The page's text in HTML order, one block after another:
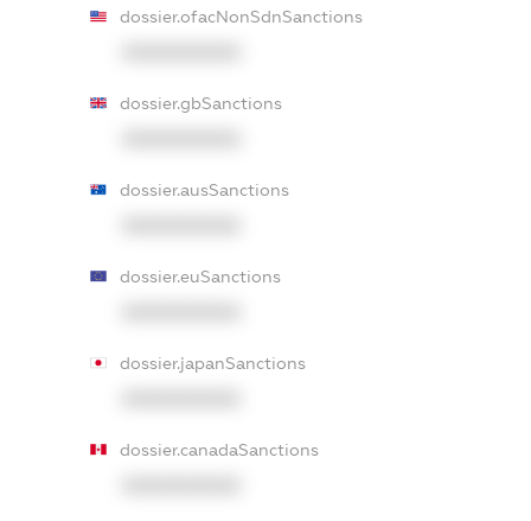
dossier.ofacNonSdnSanctions
dossier.gbSanctions
dossier.ausSanctions
dossier.euSanctions
dossier.japanSanctions
dossier.canadaSanctions